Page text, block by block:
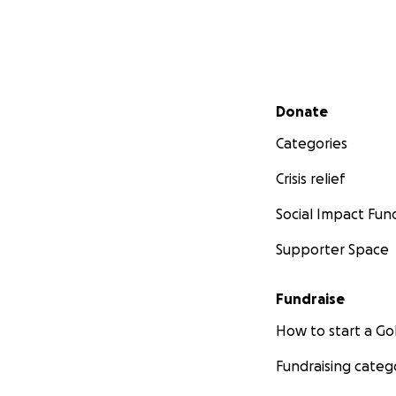
Secondary menu
Donate
Categories
Crisis relief
Social Impact
Supporter Space
Fundraise
How to start a
Fundraising